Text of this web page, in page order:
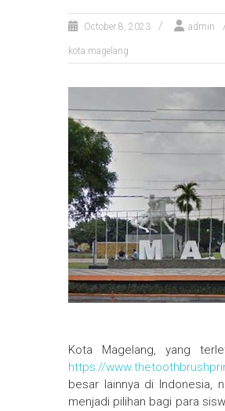
October 8, 2023 admin
kota magelang
Kota Magelang, yang
https://
besar lainnya di Indonesia,
menjadi pilihan bagi para